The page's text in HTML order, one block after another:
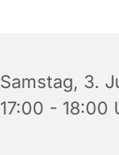
Samstag, 3.
17:00 - 18:00